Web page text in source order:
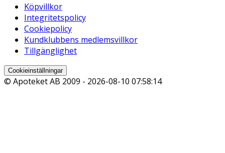
Köpvillkor
Integritetspolicy
Cookiepolicy
Kundklubbens medlemsvillkor
Tillgänglighet
Cookieinställningar
© Apoteket AB 2009 - 2026-08-10 07:58:14